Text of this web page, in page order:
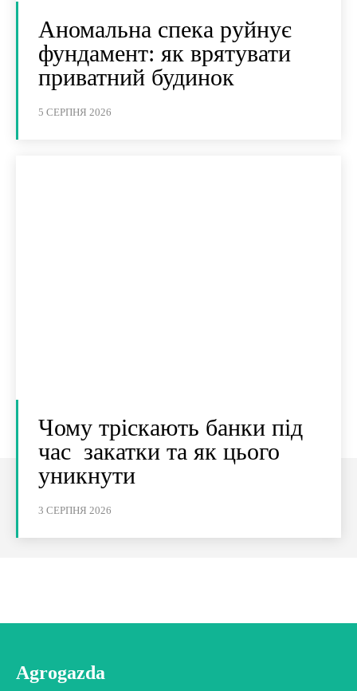
Аномальна спека руйнує
фундамент: як врятувати
приватний будинок
5 СЕРПНЯ 2026
Чому тріскають банки під
час закатки та як цього
уникнути
3 СЕРПНЯ 2026
Agrogazda